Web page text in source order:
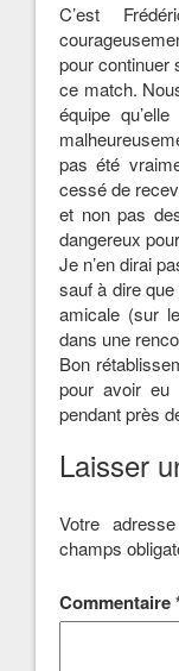
C’est
pour continuer
ce match.
équipe
pas été
cessé de
et non pas
dangereux
Je n’en dirai
sauf à dire que
amicale (sur
dans une
Bon
pour avoir
pendant près
Laisser
Votre
champs
Commentaire